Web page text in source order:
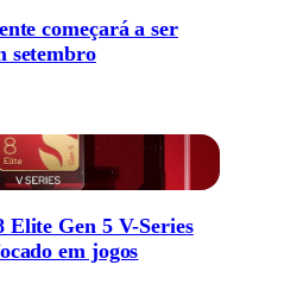
começará a ser
setembro
Elite Gen 5 V-Series
em jogos